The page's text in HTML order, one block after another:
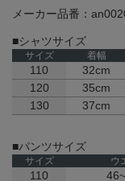
メーカー品番：
■シャツサイズ
サイズ 着幅
110 32cm
120
35cm
130
37cm
■パンツサイズ
サイズ ウ
110